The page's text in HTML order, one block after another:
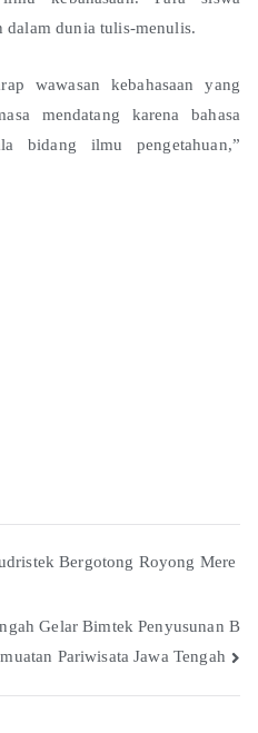
dalam dunia tulis-menulis.
wawasan kebahasaan yang
mendatang karena bahasa
bidang ilmu pengetahuan,”
Bergotong Royong Mere
Gelar Bimtek Penyusunan B
Pariwisata Jawa Tengah